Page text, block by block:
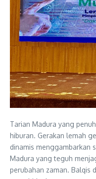
Tarian Madura yang
hiburan. Gerakan lemah
dinamis menggambarkan
Madura yang teguh
perubahan zaman. Balqis